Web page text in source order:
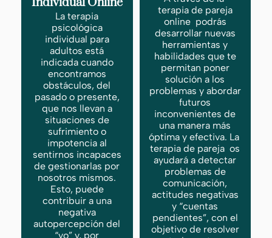
La terapia
psicológica
individual para
adultos está
indicada cuando
encontramos
obstáculos, del
pasado o presente,
que nos llevan a
situaciones de
sufrimiento o
impotencia al
sentirnos incapaces
de gestionarlas por
nosotros mismos.
Esto, puede
contribuir a una
negativa
autopercepción del
“yo” y, por
terapia de pareja
online podrás
desarrollar nuevas
herramientas y
habilidades que te
permitan poner
solución a los
problemas y abordar
futuros
inconvenientes de
una manera más
óptima y efectiva. La
terapia de pareja os
ayudará a detectar
problemas de
comunicación,
actitudes negativas
y “cuentas
pendientes”, con el
objetivo de resolver